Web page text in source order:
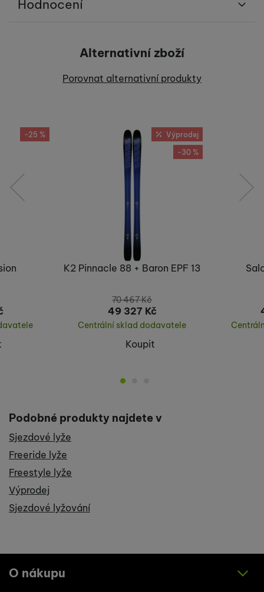
Hodnocení
Recenze
Alternativní zboží
Porovnat alternativní produkty
Výprodej
-30 %
K2 Pinnacle 88 + Baron EPF 13
70 467Kč
49 327 Kč
Centrální sklad dodavatele
Koupit
-25 %
Podobné produkty najdete v
Sjezdové lyže
Freeride lyže
Freestyle lyže
Výprodej
Sjezdové lyžování
O nákupu